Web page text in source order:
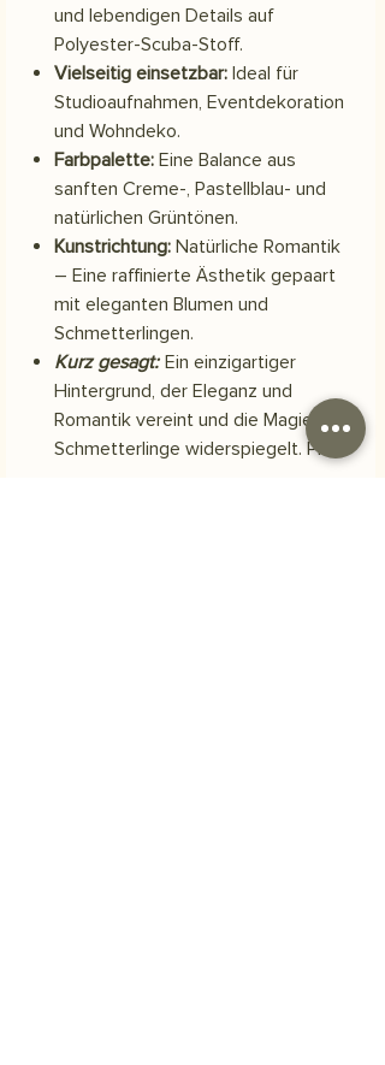
und lebendigen Details auf
Polyester-Scuba-Stoff.
Vielseitig einsetzbar: Ideal für
Studioaufnahmen, Eventdekoration
und Wohndeko.
Farbpalette: Eine Balance aus
sanften Creme-, Pastellblau- und
natürlichen Grüntönen.
Kunstrichtung: Natürliche Romantik
– Eine raffinierte Ästhetik gepaart
mit eleganten Blumen und
Schmetterlingen.
Kurz gesagt: Ein einzigartiger
Hintergrund, der Eleganz und
Romantik vereint und die Magie der
Schmetterlinge widerspiegelt. Plan.